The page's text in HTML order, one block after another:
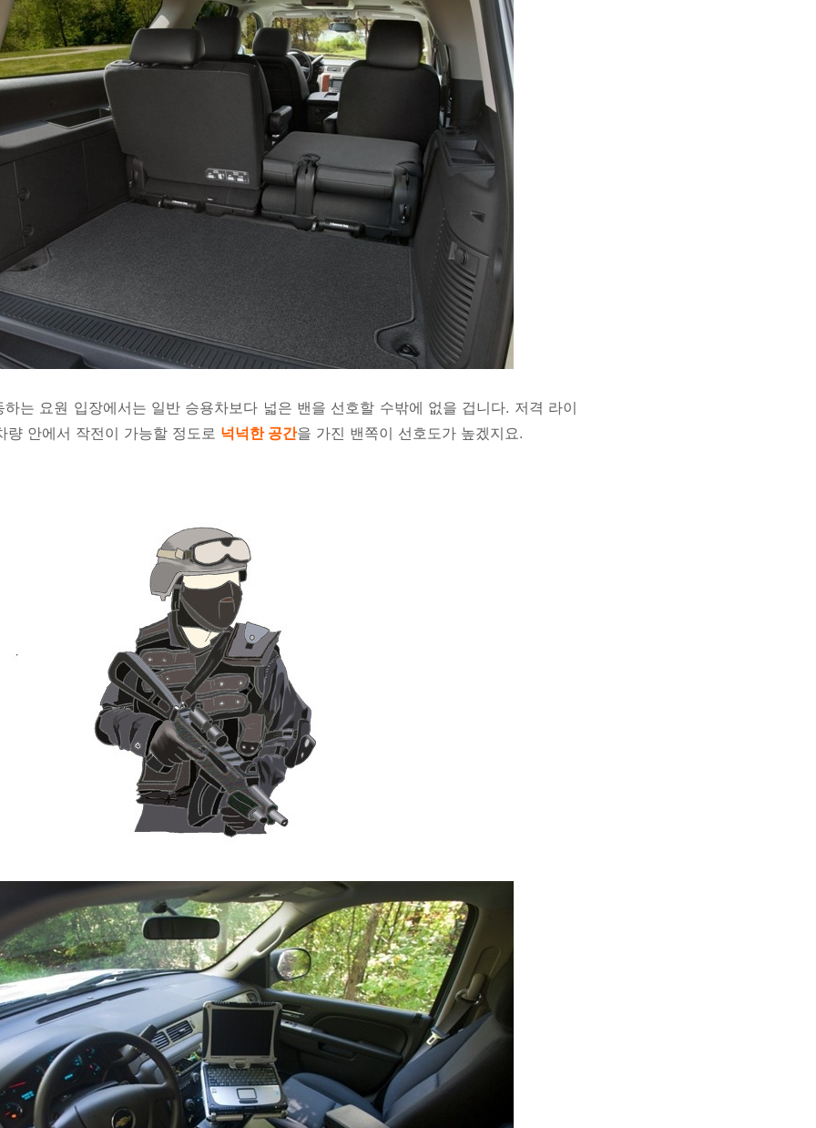
는 요원 입장에서는 일반 승용차보다 넓은 밴을 선호할 수밖에 없을 겁니다. 저격 라이
량 안에서 작전이 가능할 정도로 넉넉한 공간을 가진 밴쪽이 선호도가 높겠지요.